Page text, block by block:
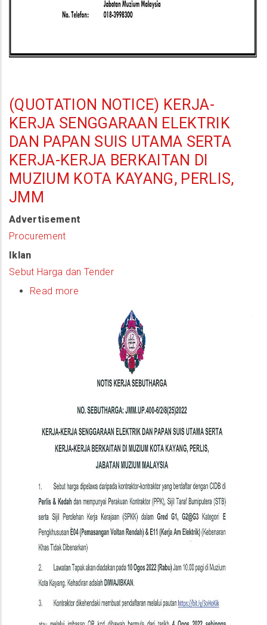
(QUOTATION NOTICE) KERJA-
KERJA SENGGARAAN ELEKTRIK
DAN PAPAN SUIS UTAMA SERTA
KERJA-KERJA BERKAITAN DI
MUZIUM KOTA KAYANG, PERLIS,
JMM
Advertisement
Procurement
Iklan
Sebut Harga dan Tender
Read more
Senggaraan
Dan
Papan
Suis
Utama
Kerja-
Kerja
Berkaitan
Di
Perlis,